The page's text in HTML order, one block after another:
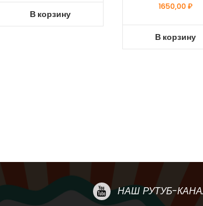
В корзину
1650,00₽
В корзину
НАШ РУТУБ-